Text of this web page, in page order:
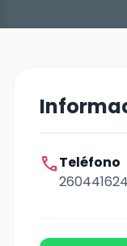
callTeléfono